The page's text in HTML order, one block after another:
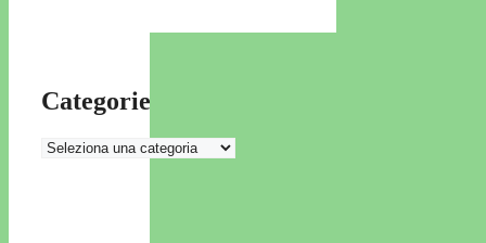
Categorie
Categorie